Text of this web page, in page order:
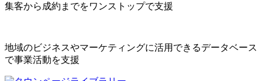
集客から成約までをワンストップで支援
地域のビジネスやマーケティングに活用できるデータベース
で事業活動を支援